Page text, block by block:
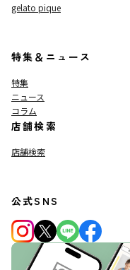
gelato pique
特集＆ニュース
特集
ニュース
コラム
店舗検索
店舗検索
公式SNS